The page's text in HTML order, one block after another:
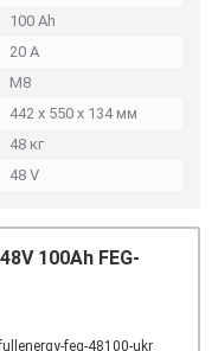
100 Ah
20 А
М8
442 x 550 x 134 мм
48 кг
48 V
100Ah FEG-
feg-48100-ukr